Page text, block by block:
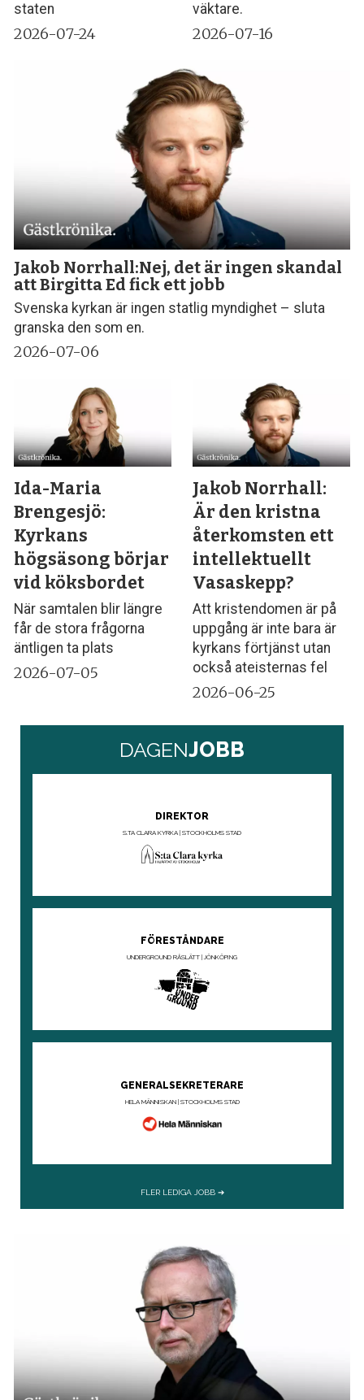
staten
2026-07-24
väktare.
2026-07-16
Jakob Norrhall:Nej, det är ingen skandal
att Birgitta Ed fick ett jobb
Svenska kyrkan är ingen statlig myndighet – sluta
granska den som en.
2026-07-06
Ida-Maria
Brengesjö:
Kyrkans
högsäsong börjar
vid köksbordet
När samtalen blir längre
får de stora frågorna
äntligen ta plats
2026-07-05
Jakob Norrhall:
Är den kristna
återkomsten ett
intellektuellt
Vasaskepp?
Att kristendomen är på
uppgång är inte bara är
kyrkans förtjänst utan
också ateisternas fel
2026-06-25